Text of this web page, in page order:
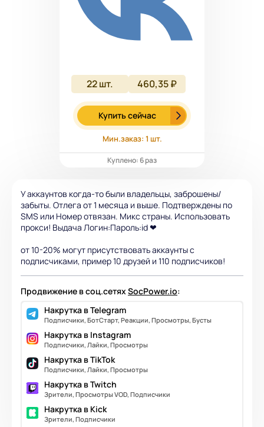
22шт. 460,35 ₽
Купить сейчас
Мин.заказ: 1 шт.
Куплено: 6 раз
У аккаунтов когда-то были владельцы, заброшены/
забыты. Отлега от 1 месяца и выше. Подтверждены по
SMS или Номер отвязан. Микс страны. Использовать
прокси! Выдача Логин:Пароль:id ❤
от 10-20% могут присутствовать аккаунты с
подписчиками, пример 10 друзей и 110 подписчиков!
Продвижение в соц.сетяхSocPower.io:
Накрутка в Telegram
Подписчики, БотСтарт, Реакции, Просмотры, Бусты
Накрутка в Instagram
Подписчики, Лайки, Просмотры
Накрутка в TikTok
Подписчики, Лайки, Просмотры
Накрутка в Twitch
Зрители, Просмотры VOD, Подписчики
Накрутка в Kick
Зрители, Подписчики